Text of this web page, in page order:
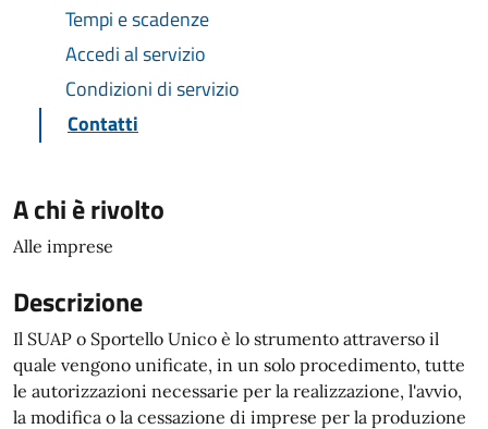
Tempi e scadenze
Accedi al servizio
Condizioni di servizio
Contatti
A chi è rivolto
Alle imprese
Descrizione
Il SUAP o Sportello Unico è lo strumento attraverso il
quale vengono unificate, in un solo procedimento, tutte
le autorizzazioni necessarie per la realizzazione, l'avvio,
la modifica o la cessazione di imprese per la produzione